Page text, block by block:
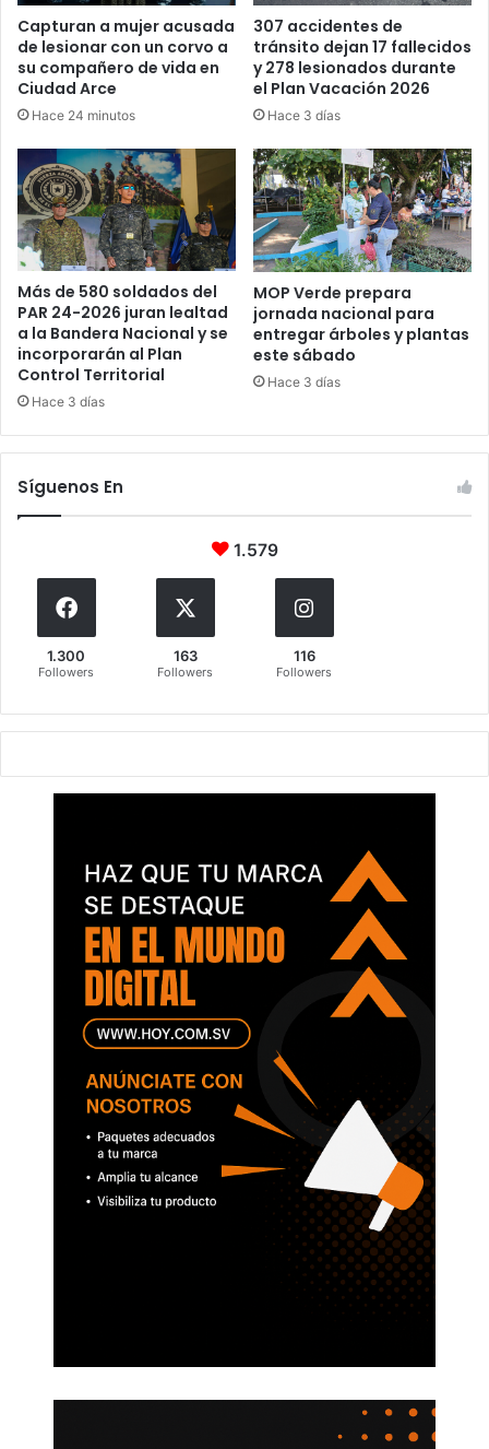
Capturan a mujer acusada
de lesionar con un corvo a
su compañero de vida en
Ciudad Arce
Hace 24 minutos
307 accidentes de
tránsito dejan 17 fallecidos
y 278 lesionados durante
el Plan Vacación 2026
Hace 3 días
Más de 580 soldados del
PAR 24-2026 juran lealtad
a la Bandera Nacional y se
incorporarán al Plan
Control Territorial
Hace 3 días
MOP Verde prepara
jornada nacional para
entregar árboles y plantas
este sábado
Hace 3 días
Síguenos En
1.579
1.300
Followers
163
Followers
116
Followers